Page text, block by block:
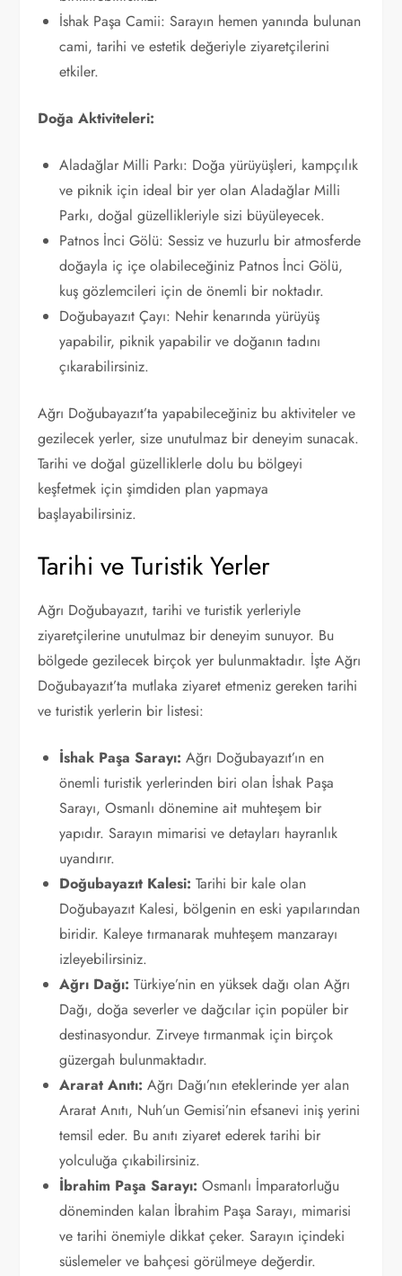
İshak Paşa Camii: Sarayın hemen yanında bulunan
cami, tarihi ve estetik değeriyle ziyaretçilerini
etkiler.
Doğa Aktiviteleri:
Aladağlar Milli Parkı: Doğa yürüyüşleri, kampçılık
ve piknik için ideal bir yer olan Aladağlar Milli
Parkı, doğal güzellikleriyle sizi büyüleyecek.
Patnos İnci Gölü: Sessiz ve huzurlu bir atmosferde
doğayla iç içe olabileceğiniz Patnos İnci Gölü,
kuş gözlemcileri için de önemli bir noktadır.
Doğubayazıt Çayı: Nehir kenarında yürüyüş
yapabilir, piknik yapabilir ve doğanın tadını
çıkarabilirsiniz.
Ağrı Doğubayazıt’ta yapabileceğiniz bu aktiviteler ve
gezilecek yerler, size unutulmaz bir deneyim sunacak.
Tarihi ve doğal güzelliklerle dolu bu bölgeyi
keşfetmek için şimdiden plan yapmaya
başlayabilirsiniz.
Tarihi ve Turistik Yerler
Ağrı Doğubayazıt, tarihi ve turistik yerleriyle
ziyaretçilerine unutulmaz bir deneyim sunuyor. Bu
bölgede gezilecek birçok yer bulunmaktadır. İşte Ağrı
Doğubayazıt’ta mutlaka ziyaret etmeniz gereken tarihi
ve turistik yerlerin bir listesi:
İshak Paşa Sarayı: Ağrı Doğubayazıt’ın en
önemli turistik yerlerinden biri olan İshak Paşa
Sarayı, Osmanlı dönemine ait muhteşem bir
yapıdır. Sarayın mimarisi ve detayları hayranlık
uyandırır.
Doğubayazıt Kalesi: Tarihi bir kale olan
Doğubayazıt Kalesi, bölgenin en eski yapılarından
biridir. Kaleye tırmanarak muhteşem manzarayı
izleyebilirsiniz.
Ağrı Dağı: Türkiye’nin en yüksek dağı olan Ağrı
Dağı, doğa severler ve dağcılar için popüler bir
destinasyondur. Zirveye tırmanmak için birçok
güzergah bulunmaktadır.
Ararat Anıtı: Ağrı Dağı’nın eteklerinde yer alan
Ararat Anıtı, Nuh’un Gemisi’nin efsanevi iniş yerini
temsil eder. Bu anıtı ziyaret ederek tarihi bir
yolculuğa çıkabilirsiniz.
İbrahim Paşa Sarayı: Osmanlı İmparatorluğu
döneminden kalan İbrahim Paşa Sarayı, mimarisi
ve tarihi önemiyle dikkat çeker. Sarayın içindeki
süslemeler ve bahçesi görülmeye değerdir.